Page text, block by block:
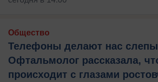
Общество
Телефоны делают нас
Офтальмолог рассказала,
происходит с глазами